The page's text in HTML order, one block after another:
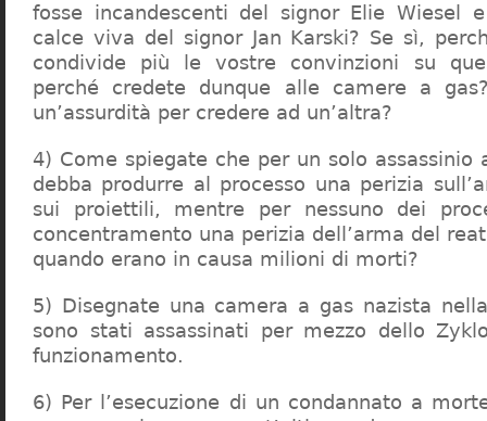
fosse incandescenti del signor Elie Wiesel
calce viva del signor Jan Karski? Se sì,
condivide più le vostre convinzioni su
perché credete dunque alle camere a
un’assurdità per credere ad un’altra?
4) Come spiegate che per un solo assassinio
debba produrre al processo una perizia
sui proiettili, mentre per nessuno dei
concentramento una perizia dell’arma del
quando erano in causa milioni di morti?
5) Disegnate una camera a gas nazista
sono stati assassinati per mezzo dello
funzionamento.
6) Per l’esecuzione di un condannato a